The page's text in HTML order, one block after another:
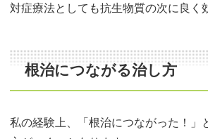
対症療法としても抗生物質の次に良く
根治につながる治し方
私の経験上、「根治につながった！」